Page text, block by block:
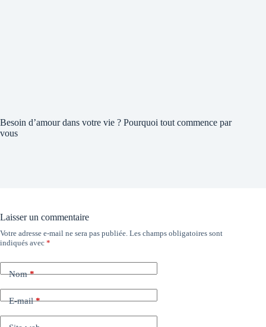
Besoin d’amour dans votre vie ? Pourquoi tout commence par
vous
Laisser un commentaire
Votre adresse e-mail ne sera pas publiée. Les champs obligatoires sont
indiqués avec *
Nom*
E-mail*